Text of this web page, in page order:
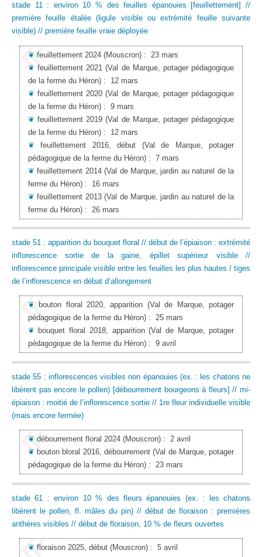
stade 11 : environ 10 % des feuilles épanouies [feuillettement] //
première feuille étalée (ligule visible ou extrémité feuille suivante
visible) // première feuille vraie déployée
❦ feuillettement 2024 (Mouscron): 23 mars
❦ feuillettement 2021 (Val de Marque, potager pédagogique
de la ferme du Héron): 12 mars
❦ feuillettement 2020 (Val de Marque, potager pédagogique
de la ferme du Héron): 9 mars
❦ feuillettement 2019 (Val de Marque, potager pédagogique
de la ferme du Héron): 12 mars
❦feuillettement 2016, début
(Val de Marque, potager
pédagogique de la ferme du Héron): 7 mars
❦feuillettement 2014 (Val de Marque, jardin au naturel de la
ferme du Héron): 16 mars
❦feuillettement 2013 (Val de Marque, jardin au naturel de la
ferme du Héron): 26 mars
stade 51 : apparition du bouquet floral // début de l’épiaison : extrémité
inflorescence sortie de la gaine, épillet supérieur visible //
inflorescence principale visible entre les feuilles les plus hautes / tiges
de l’inflorescence en débat d’allongement
❦ bouton floral 2020, apparition (Val de Marque, potager
pédagogique de la ferme du Héron): 25 mars
❦ bouquet floral 2018, apparition (Val de Marque, potager
pédagogique de la ferme du Héron): 9 avril
stade 55 : inflorescences visibles non épanouies (ex. : les chatons ne
libèrent pas encore le pollen) [débourrement bourgeons à fleurs] // mi-
épiaison : moitié de l’inflorescence sortie // 1re fleur individuelle visible
(mais encore fermée)
❦ débourrement floral 2024 (Mouscron): 2 avril
❦ bouton bloral 2016, débourrement (Val de Marque, potager
pédagogique de la ferme du Héron): 23 mars
stade 61 : environ 10 % des fleurs épanouies (ex. : les chatons
libèrent le pollen, fl. mâles du pin) // début de floraison : premières
anthères visibles // début de floraison, 10 % de fleurs ouvertes
❦ floraison 2025, début (Mouscron): 5 avril